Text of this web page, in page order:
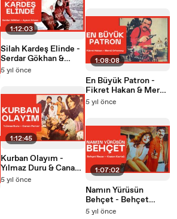
1:12:03
Silah Kardeş Elinde -
Serdar Gökhan &
Aysun Güven
5 yıl önce
1:12:45
Kurban Olayım -
Yılmaz Duru & Canan
Perver
5 yıl önce
1:08:08
En Büyük Patron -
Fikret Hakan & Meral
Orhonsay
5 yıl önce
1:07:02
Namın Yürüsün
Behçet - Behçet
Nacar & Kazım Kartal
5 yıl önce